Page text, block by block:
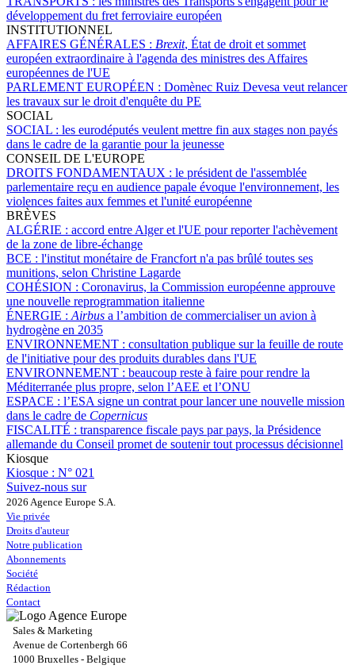
développement du fret ferroviaire européen
INSTITUTIONNEL
AFFAIRES GÉNÉRALES : Brexit, État de droit et sommet
européen extraordinaire à l'agenda des ministres des Affaires
européennes de l'UE
PARLEMENT EUROPÉEN : Domènec Ruiz Devesa veut relancer
les travaux sur le droit d'enquête du PE
SOCIAL
SOCIAL : les eurodéputés veulent mettre fin aux stages non payés
dans le cadre de la garantie pour la jeunesse
CONSEIL DE L'EUROPE
DROITS FONDAMENTAUX : le président de l'assemblée
parlementaire reçu en audience papale évoque l'environnement, les
violences faites aux femmes et l'unité européenne
BRÈVES
ALGÉRIE : accord entre Alger et l'UE pour reporter l'achèvement
de la zone de libre-échange
BCE : l'institut monétaire de Francfort n'a pas brûlé toutes ses
munitions, selon Christine Lagarde
COHÉSION : Coronavirus, la Commission européenne approuve
une nouvelle reprogrammation italienne
ÉNERGIE : Airbus a l’ambition de commercialiser un avion à
hydrogène en 2035
ENVIRONNEMENT : consultation publique sur la feuille de route
de l'initiative pour des produits durables dans l'UE
ENVIRONNEMENT : beaucoup reste à faire pour rendre la
Méditerranée plus propre, selon l’AEE et l’ONU
ESPACE : l’ESA signe un contrat pour lancer une nouvelle mission
dans le cadre de Copernicus
FISCALITÉ : transparence fiscale pays par pays, la Présidence
allemande du Conseil promet de soutenir tout processus décisionnel
Kiosque
Kiosque : N° 021
Suivez-nous sur
2026 Agence Europe S.A.
Vie privée
Droits d'auteur
Notre publication
Abonnements
Société
Rédaction
Contact
Sales & Marketing
Avenue de Cortenbergh 66
1000 Bruxelles - Belgique